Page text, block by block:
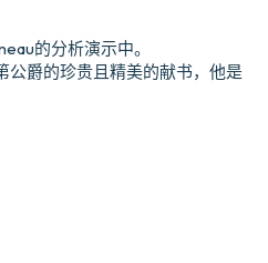
的分析演示中。
公爵的珍贵且精美的献书，他是